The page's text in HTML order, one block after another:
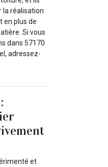
la réalisation
en plus de
Si vous
dans 57170
adressez-
et